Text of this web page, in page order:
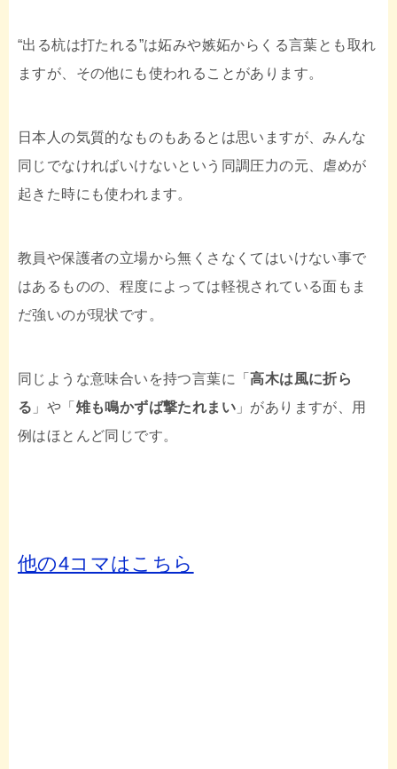
“出る杭は打たれる”は妬みや嫉妬からくる言葉とも取れ
ますが、その他にも使われることがあります。
日本人の気質的なものもあるとは思いますが、みんな
同じでなければいけないという同調圧力の元、虐めが
起きた時にも使われます。
教員や保護者の立場から無くさなくてはいけない事で
はあるものの、程度によっては軽視されている面もま
だ強いのが現状です。
同じような意味合いを持つ言葉に「高木は風に折ら
る 」や「 雉も鳴かずば撃たれまい 」がありますが、用
例はほとんど同じです。
他の4コマはこちら